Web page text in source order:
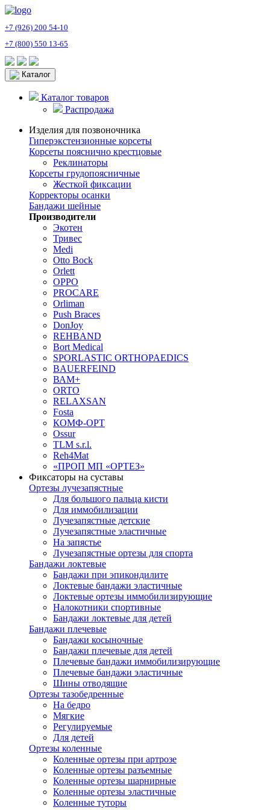
+7 (926) 200 54-10
+7 (800) 550 13-65
Каталог
Каталог товаров
Распродажа
Изделия для позвоночника
Гиперэкстензионные корсеты
Корсеты пояснично крестцовые
Реклинаторы
Корсеты грудопоясничные
Жесткой фиксации
Корректоры осанки
Бандажи шейные
Производители
Экотен
Тривес
Medi
Otto Bock
Orlett
OPPO
PROCARE
Orliman
Push Braces
DonJoy
REHBAND
Bort Medical
SPORLASTIC ORTHOPAEDICS
BAUERFEIND
ВАМ+
ORTO
RELAXSAN
Fosta
КОМФ-ОРТ
Ossur
TLM s.r.l.
Reh4Mat
«ПРОП МП «ОРТЕЗ»
Фиксаторы на суставы
Ортезы лучезапястные
Для большого пальца кисти
Для иммобилизации
Лучезапястные детские
Лучезапястные эластичные
На запястье
Лучезапястные ортезы для спорта
Бандажи локтевые
Бандажи при эпикондилите
Локтевые бандажи эластичные
Локтевые ортезы иммобилизирующие
Налокотники спортивные
Бандажи локтевые для детей
Бандажи плечевые
Бандажи косыночные
Бандажи плечевые для детей
Плечевые бандажи иммобилизирующие
Плечевые бандажи эластичные
Шины отводящие
Ортезы тазобедренные
На бедро
Мягкие
Регулируемые
Для детей
Ортезы коленные
Коленные ортезы при артрозе
Коленные ортезы разъемные
Коленные ортезы шарнирные
Коленные ортезы эластичные
Коленные туторы